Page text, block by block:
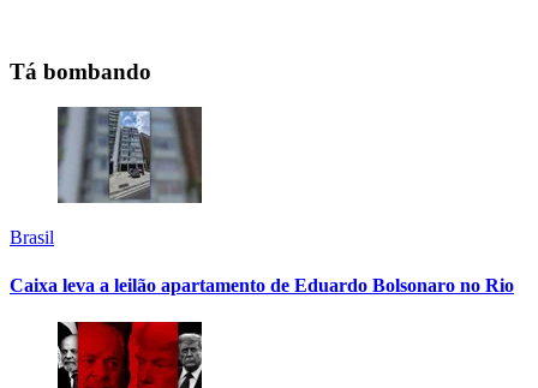
Tá bombando
Brasil
Caixa leva a leilão apartamento de Eduardo Bolsonaro no Rio